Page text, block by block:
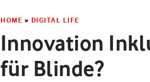
HOME » DIGITAL LIFE
Innovation
für Blinde?